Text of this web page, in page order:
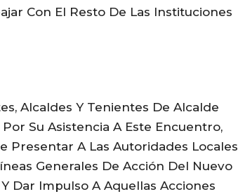
Con El Resto De Las Instituciones
Alcaldes Y Tenientes De Alcalde
Su Asistencia A Este Encuentro,
Presentar A Las Autoridades Locales
Generales De Acción Del Nuevo
Dar Impulso A Aquellas Acciones